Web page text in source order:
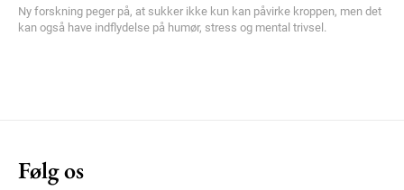
Ny forskning peger på, at sukker ikke kun kan påvirke kroppen, men det
kan også have indflydelse på humør, stress og mental trivsel.
Følg os